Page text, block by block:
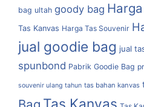
bag ultah goody bag
Tas Kanvas Harga Tas Souvenir
jual goodie bag jual
spunbond Pabrik Goodie Bag
souvenir ulang tahun tas bahan kanvas